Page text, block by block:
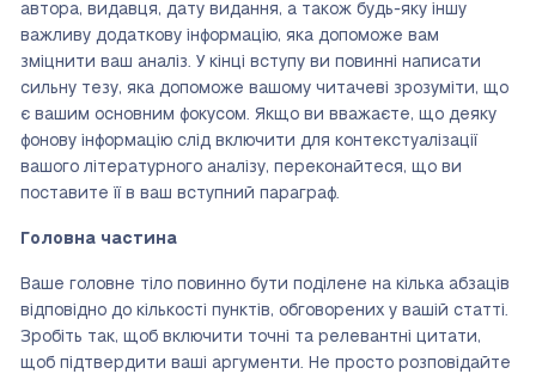
автора, видавця, дату видання, а також будь-яку іншу
важливу додаткову інформацію, яка допоможе вам
зміцнити ваш аналіз. У кінці вступу ви повинні написати
сильну тезу, яка допоможе вашому читачеві зрозуміти, що
є вашим основним фокусом. Якщо ви вважаєте, що деяку
фонову інформацію слід включити для контекстуалізації
вашого літературного аналізу, переконайтеся, що ви
поставите її в ваш вступний параграф.
Головна частина
Ваше головне тіло повинно бути поділене на кілька абзаців
відповідно до кількості пунктів, обговорених у вашій статті.
Зробіть так, щоб включити точні та релевантні цитати,
щоб підтвердити ваші аргументи. Не просто розповідайте